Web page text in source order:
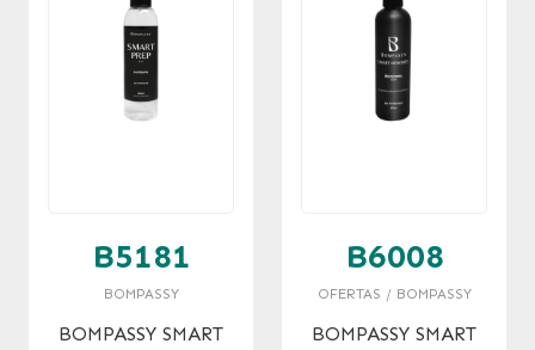
B5181
BOMPASSY
BOMPASSY SMART
B6008
OFERTAS / BOMPASSY
BOMPASSY SMART